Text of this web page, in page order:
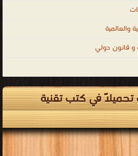
والعالمية
قانون دولي
في كتب تقنية